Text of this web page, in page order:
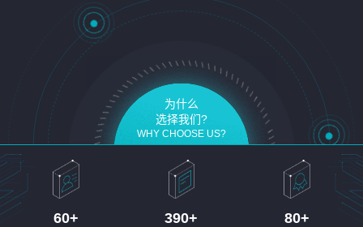
为什么
选择我们?
WHY CHOOSE US?
60+ 390+ 80+